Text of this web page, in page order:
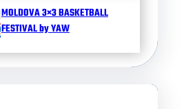
MOLDOVA 3×3 BASKETBALL
FESTIVAL by YAW